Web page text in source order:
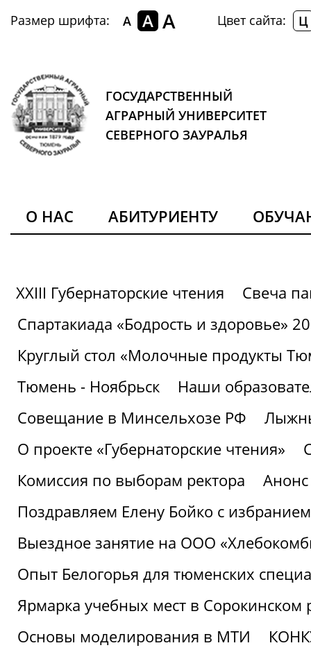
Размер шрифта: A A A Цвет сайта: Ц
ГОСУДАРСТВЕННЫЙ
АГРАРНЫЙ УНИВЕРСИТЕТ
СЕВЕРНОГО ЗАУРАЛЬЯ
О НАС АБИТУРИЕНТУ
XXIII Губернаторские чтения
Свеча
Спартакиада «Бодрость и здоровье»
Круглый стол «Молочные продукты
Тюмень - Ноябрьск
Наши
Совещание в Минсельхозе РФ
О проекте «Губернаторские чтения»
Комиссия по выборам ректора
Поздравляем Елену Бойко с
Выездное занятие на ООО
Опыт Белогорья для тюменских
Ярмарка учебных мест в Сорокинском
Основы моделирования в МТИ